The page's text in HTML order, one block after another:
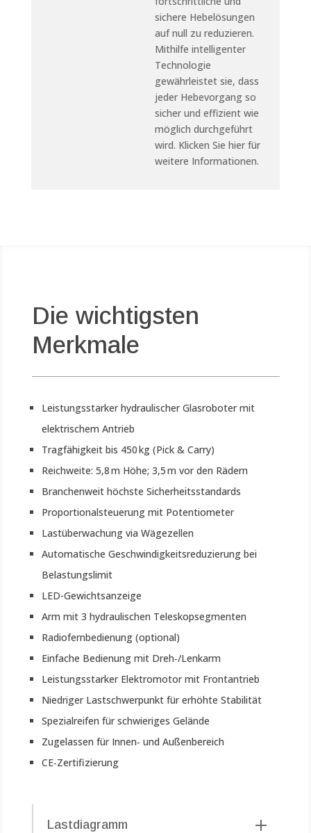
sichere Hebelösungen
auf null zu reduzieren.
Mithilfe intelligenter
Technologie
gewährleistet sie, dass
jeder Hebevorgang so
sicher und effizient wie
möglich durchgeführt
wird. Klicken Sie hier für
weitere Informationen.
Die wichtigsten
Merkmale
Leistungsstarker hydraulischer Glasroboter mit
elektrischem Antrieb
Tragfähigkeit bis 450 kg (Pick & Carry)
Reichweite: 5,8 m Höhe; 3,5 m vor den Rädern
Branchenweit höchste Sicherheitsstandards
Proportionalsteuerung mit Potentiometer
Lastüberwachung via Wägezellen
Automatische Geschwindigkeitsreduzierung bei
Belastungslimit
LED-Gewichtsanzeige
Arm mit 3 hydraulischen Teleskopsegmenten
Radiofernbedienung (optional)
Einfache Bedienung mit Dreh‑/Lenkarm
Leistungsstarker Elektromotor mit Frontantrieb
Niedriger Lastschwerpunkt für erhöhte Stabilität
Spezialreifen für schwieriges Gelände
Zugelassen für Innen‑ und Außenbereich
CE‑Zertifizierung
Lastdiagramm